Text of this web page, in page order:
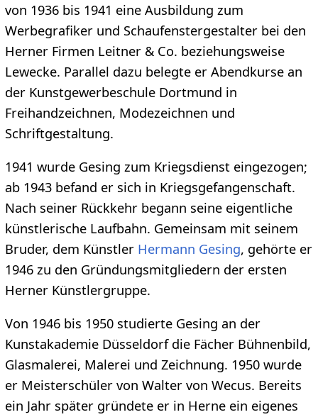
von 1936 bis 1941 eine Ausbildung zum
Werbegrafiker und Schaufenstergestalter bei den
Herner Firmen Leitner & Co. beziehungsweise
Lewecke. Parallel dazu belegte er Abendkurse an
der Kunstgewerbeschule Dortmund in
Freihandzeichnen, Modezeichnen und
Schriftgestaltung.
1941 wurde Gesing zum Kriegsdienst eingezogen;
ab 1943 befand er sich in Kriegsgefangenschaft.
Nach seiner Rückkehr begann seine eigentliche
künstlerische Laufbahn. Gemeinsam mit seinem
Bruder, dem Künstler Hermann Gesing, gehörte er
1946 zu den Gründungsmitgliedern der ersten
Herner Künstlergruppe.
Von 1946 bis 1950 studierte Gesing an der
Kunstakademie Düsseldorf die Fächer Bühnenbild,
Glasmalerei, Malerei und Zeichnung. 1950 wurde
er Meisterschüler von Walter von Wecus. Bereits
ein Jahr später gründete er in Herne ein eigenes